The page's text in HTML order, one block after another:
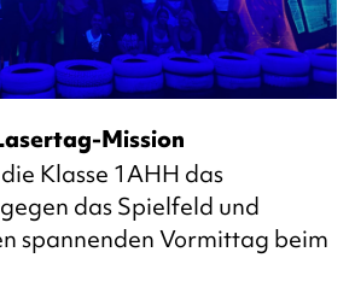
Mission
Klasse 1AHH das
das Spielfeld und
spannenden Vormittag beim